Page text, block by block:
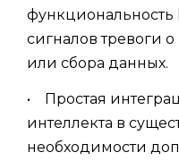
функциональность
сигналов тревоги
или сбора данных.
• Простая
интеллекта в
необходимости